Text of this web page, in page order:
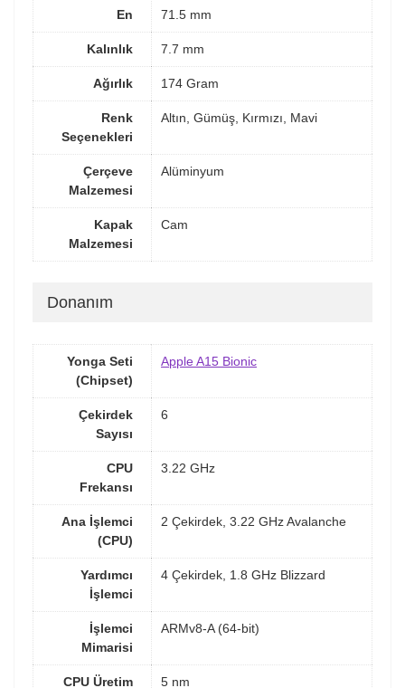
En 71.5 mm
Kalınlık 7.7 mm
Ağırlık 174 Gram
Renk
Seçenekleri
Altın, Gümüş, Kırmızı, Mavi
Çerçeve
Malzemesi
Alüminyum
Kapak
Malzemesi
Cam
Donanım
Yonga Seti
(Chipset)
Apple A15 Bionic
Çekirdek
Sayısı
6
CPU
Frekansı
3.22 GHz
Ana İşlemci
(CPU)
2 Çekirdek, 3.22 GHz Avalanche
Yardımcı
İşlemci
4 Çekirdek, 1.8 GHz Blizzard
İşlemci
Mimarisi
ARMv8-A (64-bit)
CPU Üretim 5 nm